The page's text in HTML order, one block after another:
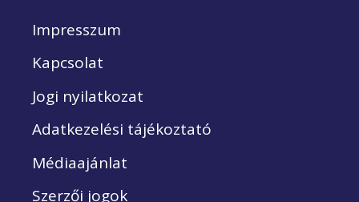
Impresszum
Kapcsolat
Jogi nyilatkozat
Adatkezelési tájékoztató
Médiaajánlat
Szerzői jogok